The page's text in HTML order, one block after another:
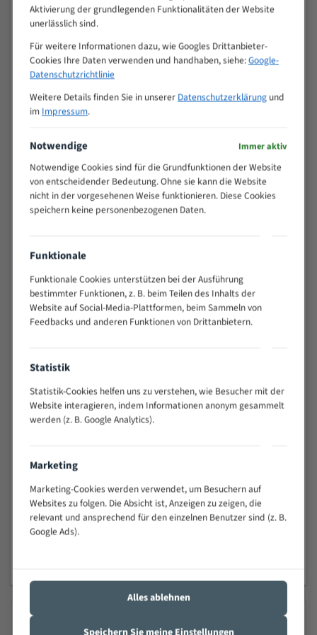
PRODUKT ANSEHEN PRODUKT ANSEHEN
Catpower Cat 2705
Uddeholmstahl Bandsägeblatt
Dieses Produkt ist ein
professionelles Bandsägeblatt
Harthölzern sowie holzbasierten
Platten wie Sperrholz,
Spanplatten und Faserplatten. Es
verfügt über eine normale
Verzahnung (NV), ist gezahnt,
ist es auch für Materialien wie
Metalle geeignet.
Länge (mm) : 1400
Catpower Cat 2705 Flexback
Bandsägeblatt
Dieses Produkt ist ein
professionelles Bandsägeblatt
Platten wie Sperrholz,
Spanplatten und Faserplatten. Es
verfügt über eine normale
Verzahnung (NV), ist gezahnt,
Metalle geeignet.
Aktivierung der grundlegenden Funktionalitäten der Website
unerlässlich sind.
Für weitere Informationen dazu, wie Googles Drittanbieter-
Cookies Ihre Daten verwenden und handhaben, siehe:Google-
Datenschutzrichtlinie
Weitere Details finden Sie in unserer Datenschutzerklärungund
im Impressum.
Notwendige Immer aktiv
Notwendige Cookies sind für die Grundfunktionen der Website
von entscheidender Bedeutung. Ohne sie kann die Website
nicht in der vorgesehenen Weise funktionieren. Diese Cookies
speichern keine personenbezogenen Daten.
Funktionale
Funktionale Cookies unterstützen bei der Ausführung
bestimmter Funktionen, z. B. beim Teilen des Inhalts der
Website auf Social-Media-Plattformen, beim Sammeln von
Feedbacks und anderen Funktionen von Drittanbietern.
Statistik
Statistik-Cookies helfen uns zu verstehen, wie Besucher mit der
Website interagieren, indem Informationen anonym gesammelt
werden (z. B. Google Analytics).
Marketing
Marketing-Cookies werden verwendet, um Besuchern auf
Websites zu folgen. Die Absicht ist, Anzeigen zu zeigen, die
relevant und ansprechend für den einzelnen Benutzer sind (z. B.
Google Ads).
Alles ablehnen